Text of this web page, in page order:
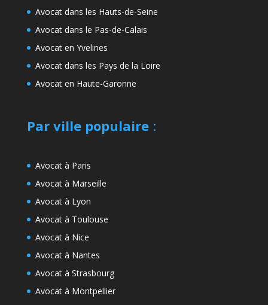
Avocat dans les Hauts-de-Seine
Avocat dans le Pas-de-Calais
Avocat en Yvelines
Avocat dans les Pays de la Loire
Avocat en Haute-Garonne
Par ville populaire:
Avocat à Paris
Avocat à Marseille
Avocat à Lyon
Avocat à Toulouse
Avocat à Nice
Avocat à Nantes
Avocat à Strasbourg
Avocat à Montpellier